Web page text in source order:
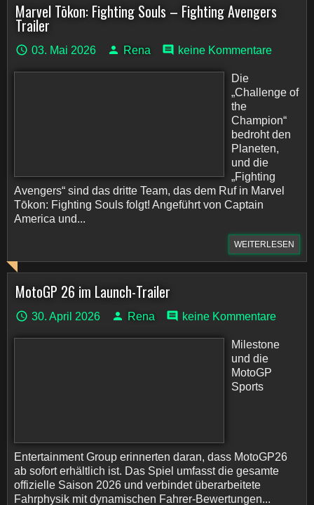
Marvel Tōkon: Fighting Souls – Fighting Avengers
Trailer
03. Mai 2026 Rena keine Kommentare
Die
„Challenge of
the
Champion“
bedroht den
Planeten,
und die
„Fighting
Avengers“ sind das dritte Team, das dem Ruf in Marvel
Tōkon: Fighting Souls folgt! Angeführt von Captain
America und...
WEITERLESEN
MotoGP 26 im Launch-Trailer
30. April 2026 Rena keine Kommentare
Milestone
und die
MotoGP
Sports
Entertainment Group erinnerten daran, dass MotoGP26
ab sofort erhältlich ist. Das Spiel umfasst die gesamte
offizielle Saison 2026 und verbindet überarbeitete
Fahrphysik mit dynamischen Fahrer-Bewertungen...